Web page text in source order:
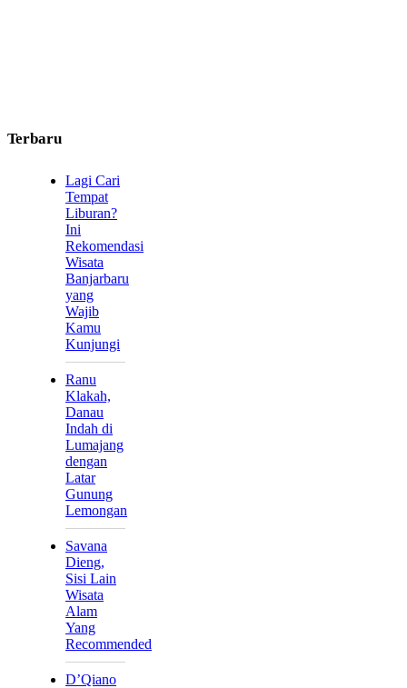
Terbaru
Lagi Cari
Tempat
Liburan?
Ini
Rekomendasi
Wisata
Banjarbaru
yang
Wajib
Kamu
Kunjungi
Ranu
Klakah,
Danau
Indah di
Lumajang
dengan
Latar
Gunung
Lemongan
Savana
Dieng,
Sisi Lain
Wisata
Alam
Yang
Recommended
D’Qiano